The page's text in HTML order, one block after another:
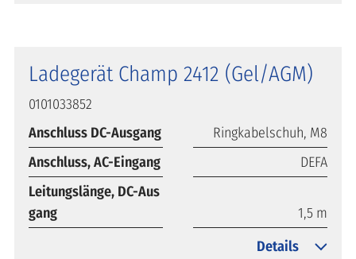
Ladegerät Champ 2412 (Gel/AGM)
0101033852
Anschluss DC-Ausgang
Ringkabelschuh, M8
Anschluss, AC-Eingang
DEFA
Leitungslänge, DC-Aus
gang
1,5 m
Details